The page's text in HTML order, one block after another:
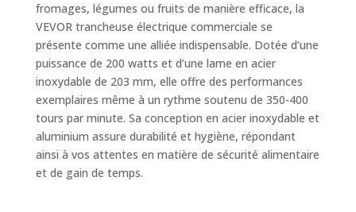
fromages, légumes ou fruits de manière efficace, la
VEVOR trancheuse électrique commerciale se
présente comme une alliée indispensable. Dotée d’une
puissance de 200 watts et d’une lame en acier
inoxydable de 203 mm, elle offre des performances
exemplaires même à un rythme soutenu de 350-400
tours par minute. Sa conception en acier inoxydable et
aluminium assure durabilité et hygiène, répondant
ainsi à vos attentes en matière de sécurité alimentaire
et de gain de temps.